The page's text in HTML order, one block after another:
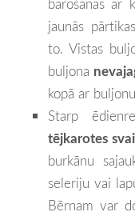
jaunās
to. Vistas
buljona
kopā ar
Starp
tējkarotes
burkānu
seleriju vai
Bērnam var